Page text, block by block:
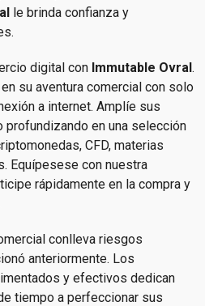
le brinda confianza y
digital con Immutable Ovral.
su aventura comercial con solo
a internet. Amplíe sus
en una selección
CFD, materias
Equípesese con nuestra
rápidamente en la compra y
conlleva riesgos
anteriormente. Los
y efectivos dedican
tiempo a perfeccionar sus